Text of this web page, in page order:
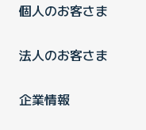
個人のお客さま
法人のお客さま
企業情報